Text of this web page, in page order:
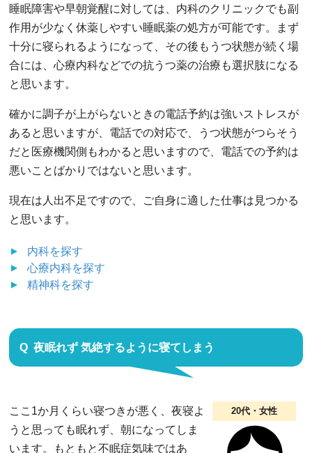
睡眠障害や早朝覚醒に対しては、内科のクリニックでも副
作用が少なく休薬しやすい睡眠薬の処方が可能です。まず
十分に寝られるようになって、その後もうつ状態が続く場
合には、心療内科などでの抗うつ薬の治療も選択肢になる
と思います。
確かに調子が上がらないときの電話予約は強いストレスが
あると思いますが、電話での対応で、うつ状態がつらそう
だと医療機関側もわかると思いますので、電話での予約は
悪いことばかりではないと思います。
現在は人出不足ですので、ご自身に適した仕事は見つかる
と思います。
内科を探す
心療内科を探す
精神科を探す
夜眠れず 気絶するように寝てしまう
20代・女性
ここ1か月くらい寝つきが悪く、夜寝よ
うと思っても眠れず、朝になってしま
います。もともと不眠症気味ではあ